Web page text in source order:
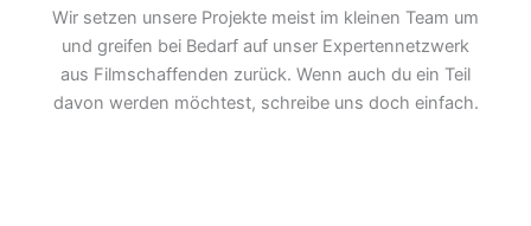
Wir setzen unsere Projekte meist im kleinen Team um
und greifen bei Bedarf auf unser Expertennetzwerk
aus Filmschaffenden zurück. Wenn auch du ein Teil
davon werden möchtest, schreibe uns doch einfach.